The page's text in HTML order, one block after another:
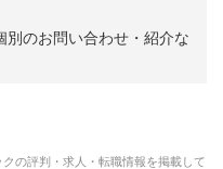
別のお問い合わせ・紹介な
の評判・求人・転職情報を掲載して